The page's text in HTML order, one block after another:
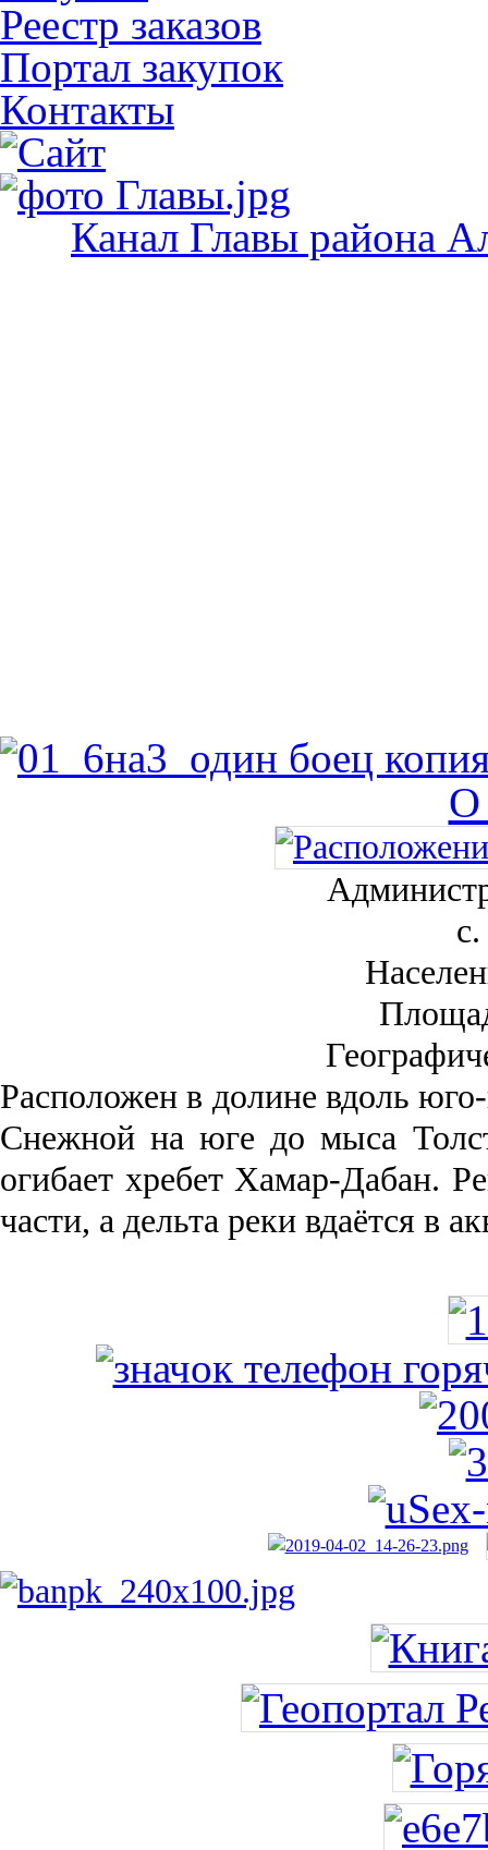
Реестр заказов
Портал закупок
Контакты
Канал Главы района
О
Рас­положен в долине вдоль
Снежной на юге до мыса
огибает хребет Хамар-Дабан.
части, а дельта реки вда­ётся в